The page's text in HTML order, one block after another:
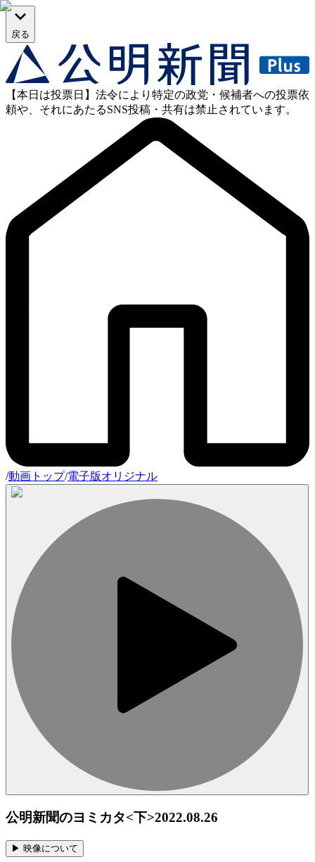
戻る
【本日は投票日】法令により特定の政党・候補者への投票依
頼や、それにあたるSNS投稿・共有は禁止されています。
/動画トップ/電子版オリジナル
公明新聞のヨミカタ<下>2022.08.26
▶︎ 映像について